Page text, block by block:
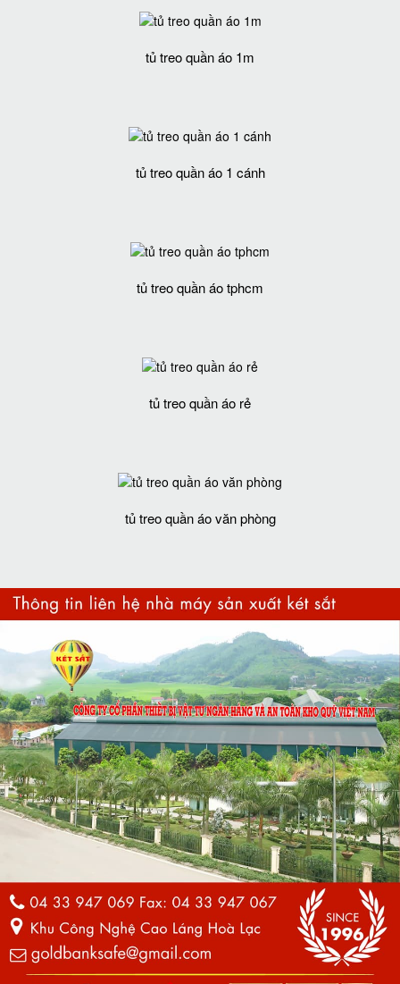
tủ treo quần áo 1m
tủ treo quần áo 1 cánh
tủ treo quần áo tphcm
tủ treo quần áo rẻ
tủ treo quần áo văn phòng